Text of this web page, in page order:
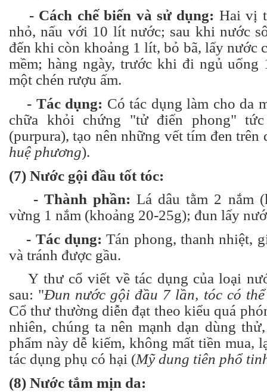
- Cách chế biến và sử dụng: Hai vị
nhỏ, nấu với 10 lít nước; sau khi nước
đến khi còn khoảng 1 lít, bỏ bã, lấy nước
mềm; hàng ngày, trước khi đi ngủ uống
một chén rượu ấm.
- Tác dụng: Có tác dụng làm cho da
chữa khỏi chứng "tử điến phong"
(purpura), tạo nên những vết tím đen trên
huệ phương).
(7) Nước gội đầu tốt tóc:
- Thành phần: Lá dâu tằm 2 nắm
vừng 1 nắm (khoảng 20-25g); đun lấy
- Tác dụng: Tán phong, thanh nhiệt,
và tránh được gầu.
Y thư cổ viết về tác dụng của loại
sau: "Đun nước gội đầu 7 lần, tóc có
Cổ thư thường diễn đạt theo kiểu quá
nhiên, chúng ta nên mạnh dạn dùng
phẩm này dễ kiếm, không mất tiền mua,
tác dụng phụ có hại (Mỹ dung tiên phổ
(8) Nước tắm mịn da: